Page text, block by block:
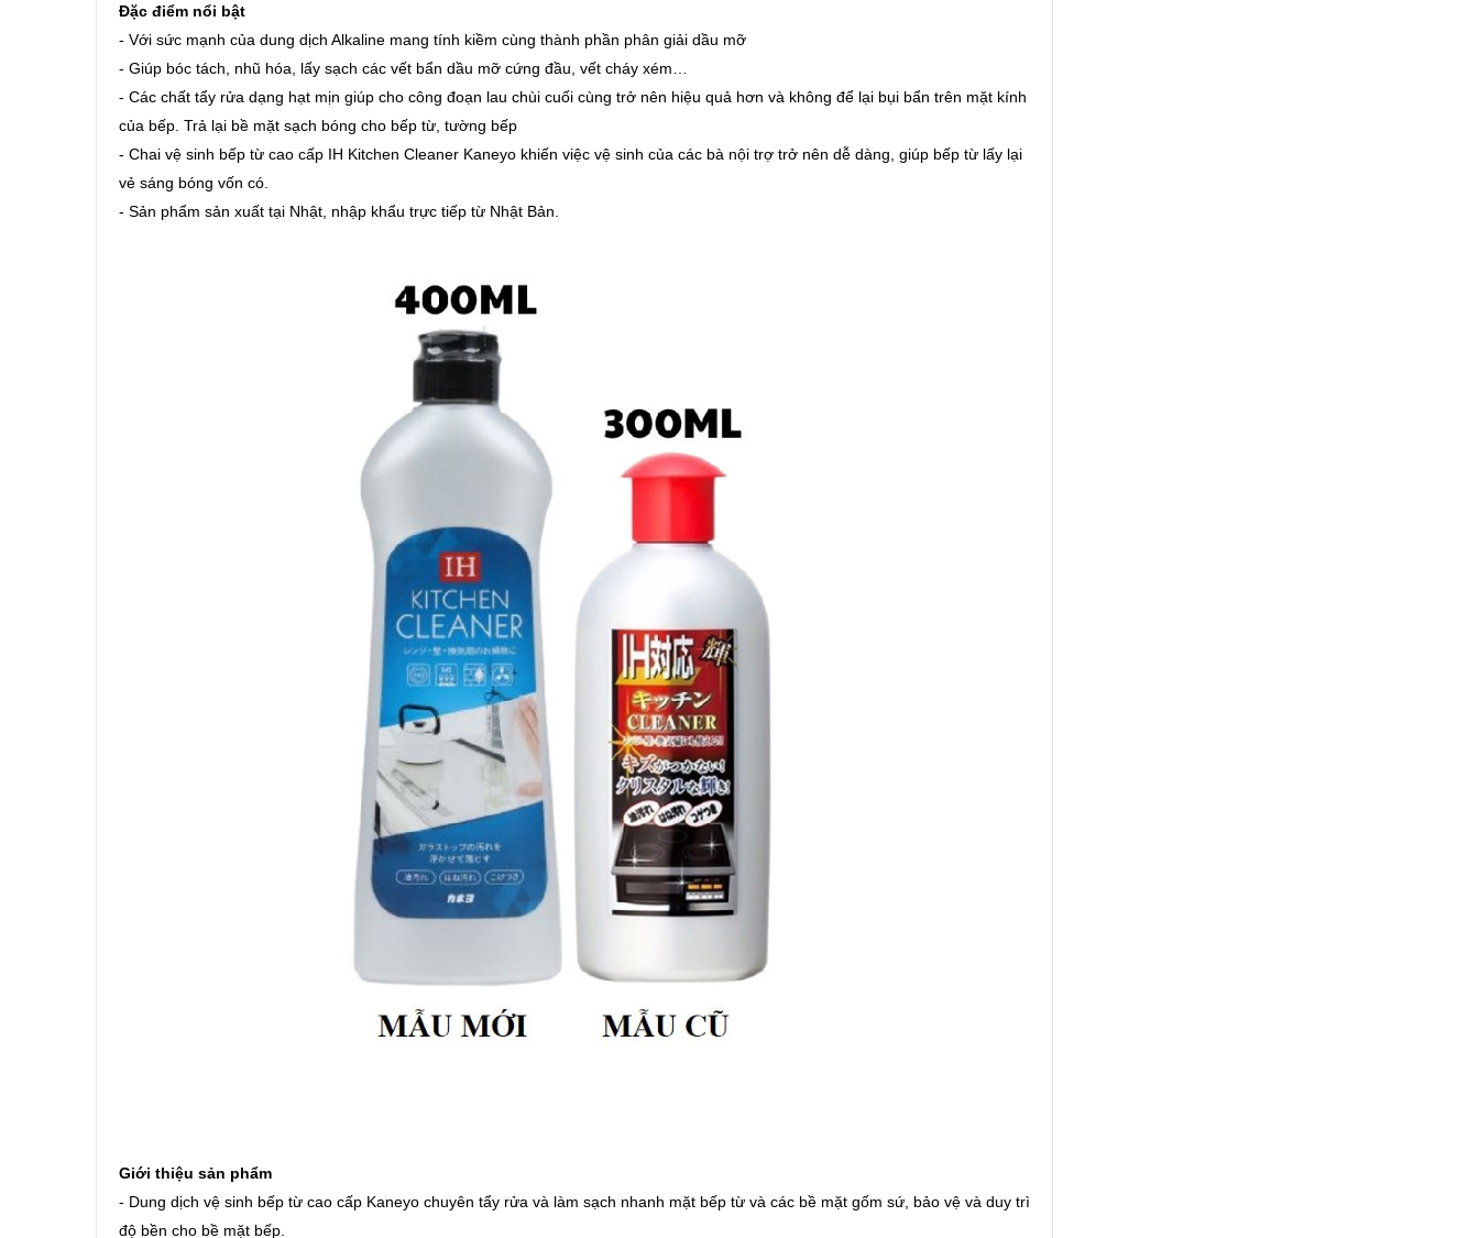
Đặc điểm nổi bật
- Với sức mạnh của dung dịch Alkaline mang tính kiềm cùng thành phần phân giải dầu mỡ
- Giúp bóc tách, nhũ hóa, lấy sạch các vết bẩn dầu mỡ cứng đầu, vết cháy xém…
- Các chất tẩy rửa dạng hạt mịn giúp cho công đoạn lau chùi cuối cùng trở nên hiệu quả hơn và không để lại bụi bẩn trên mặt kính
của bếp. Trả lại bề mặt sạch bóng cho bếp từ , tường bếp
- Chai vệ sinh bếp từ cao cấp IH Kitchen Cleaner Kaneyo khiến việc vệ sinh của các bà nội trợ trở nên dễ dàng, giúp bếp từ lấy lại
vẻ sáng bóng vốn có.
- Sản phẩm sản xuất tại Nhật, nhập khẩu trực tiếp từ Nhật Bản.
Giới thiệu sản phẩm
- Dung dịch vệ sinh bếp từ cao cấp Kaneyo chuyên tẩy rửa và làm sạch nhanh mặt bếp từ và các bề mặt gốm sứ, bảo vệ và duy trì
độ bền cho bề mặt bếp.